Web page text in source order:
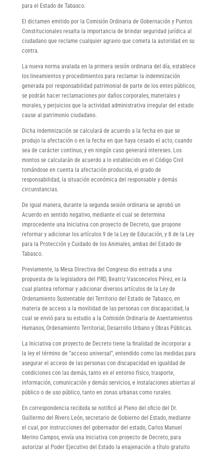
para el Estado de Tabasco.
El dictamen emitido por la Comisión Ordinaria de Gobernación y Puntos
Constitucionales resalta la importancia de brindar seguridad jurídica al
ciudadano que reclame cualquier agravio que cometa la autoridad en su
contra.
La nueva norma avalada en la primera sesión ordinaria del día, establece
los lineamientos y procedimientos para reclamar la indemnización
generada por responsabilidad patrimonial de parte de los entes públicos;
se podrán hacer reclamaciones por daños corporales, materiales y
morales, y perjuicios que la actividad administrativa irregular del estado
cause al patrimonio ciudadano.
Dicha indemnización se calculará de acuerdo a la fecha en que se
produjo la afectación o en la fecha en que haya cesado el acto, cuando
sea de carácter continuo, y en ningún caso generará intereses. Los
montos se calcularán de acuerdo a lo establecido en el Código Civil
tomándose en cuenta la afectación producida, el grado de
responsabilidad, la situación económica del responsable y demás
circunstancias.
De igual manera, durante la segunda sesión ordinaria se aprobó un
Acuerdo en sentido negativo, mediante el cual se determina
improcedente una Iniciativa con proyecto de Decreto, que propone
reformar y adicionar los artículos 9 de la Ley de Educación, y 8 de la Ley
para la Protección y Cuidado de los Animales, ambas del Estado de
Tabasco.
Previamente, la Mesa Directiva del Congreso dio entrada a una
propuesta de la legisladora del PRD, Beatriz Vasconcelos Pérez, en la
cual plantea reformar y adicionar diversos artículos de la Ley de
Ordenamiento Sustentable del Territorio del Estado de Tabasco, en
materia de acceso a la movilidad de las personas con discapacidad, la
cual se envió para su estudio a la Comisión Ordinaria de Asentamientos
Humanos, Ordenamiento Territorial, Desarrollo Urbano y Obras Públicas.
La Iniciativa con proyecto de Decreto tiene la finalidad de incorporar a
la ley el término de “acceso universal”, entendido como las medidas para
asegurar el acceso de las personas con discapacidad en igualdad de
condiciones con las demás, tanto en el entorno físico, trasporte,
información, comunicación y demás servicios, e instalaciones abiertas al
público o de uso público, tanto en zonas urbanas como rurales.
En correspondencia recibida se notificó al Pleno del oficio del Dr.
Guillermo del Rivero León, secretario de Gobierno del Estado, mediante
el cual, por instrucciones del gobernador del estado, Carlos Manuel
Merino Campos, envía una Iniciativa con proyecto de Decreto, para
autorizar al Poder Ejecutivo del Estado la enajenación a título gratuito